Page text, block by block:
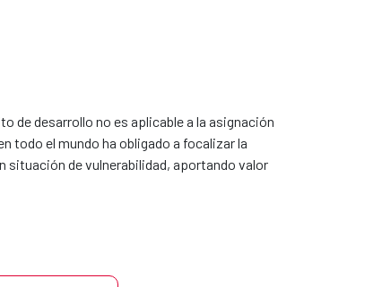
de desarrollo no es aplicable a la asignación
todo el mundo ha obligado a focalizar la
situación de vulnerabilidad, aportando valor